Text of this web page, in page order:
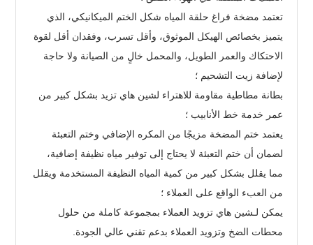
تعتمد مضخة فراغ حلقة المياه شكل الختم الميكانيكي، الذي
يتميز بخصائص الهيكل الموثوق، وأقل تسرب، وفقدان أقل لقوة
الاحتكاك والعمر الطويل، والمحمل خالٍ من الصيانة ولا حاجة
لإضافة زيت التشحيم ؛
بطانة مطاطية مقاومة للاهتراء لشين هاي تزيد بشكل كبير من
عمر خدمة خط الأنابيب ؛
يعتمد ختم المضخة مزيجًا من المكره الإضافي وختم التعبئة
لضمان أن ختم التعبئة لا يحتاج إلى توفير مياه نظيفة إضافية،
مما يقلل بشكل كبير من كمية المياه النظيفة المستخدمة ويقلل
من العبء الواقع على العملاء ؛
يمكن لـشين هاي تزويد العملاء بمجموعة كاملة من حلول
محطات الضخ وتزويد العملاء بدعم تقني عالي الجودة.